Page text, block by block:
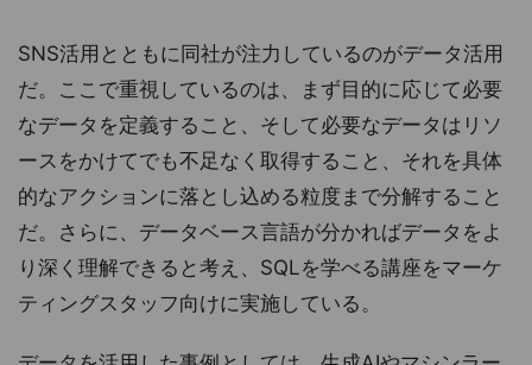
SNS活用とともに同社が注力しているのがデータ活用
だ。ここで重視しているのは、まず目的に応じて必要
なデータを定義すること、そして必要なデータはリソ
ースをかけてでも不足なく取得すること、それを具体
的なアクションに落とし込める粒度まで分解すること
だ。さらに、データベース言語が分かればデータをよ
り深く理解できると考え、SQLを学べる講座をマーケ
ティングスタッフ向けに実施している。